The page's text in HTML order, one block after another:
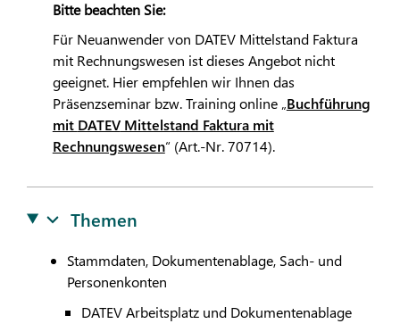
Bitte beachten Sie:
Für Neuanwender von DATEVMittelstand Faktura
mit Rechnungswesen ist dieses Angebot nicht
geeignet. Hier empfehlen wir Ihnen das
Präsenzseminar bzw. Training online „Buchführung
mit DATEVMittelstand Faktura mit
Rechnungswesen“ (Art.-Nr. 70714).
Themen
Stammdaten, Dokumentenablage, Sach- und
Personenkonten
DATEVArbeitsplatz und Dokumentenablage